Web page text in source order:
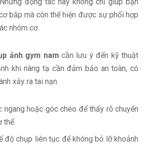
bắp mà còn thể hiện được sự phối hợp
nhóm cơ.
ảnh gym nam cần lưu ý đến kỹ thuật
khi nâng tạ cần đảm bảo an toàn, có
xảy ra tai nạn.
ngang hoặc góc chéo để thấy rõ chuyển
thể.
độ chụp liên tục để không bỏ lỡ khoảnh